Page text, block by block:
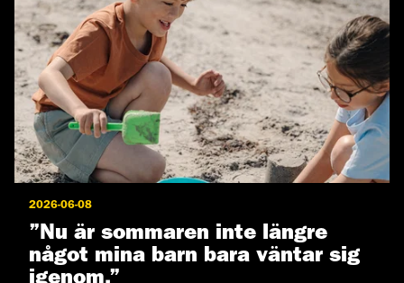
2026-06-08
”Nu är sommaren inte längre
något mina barn bara väntar sig
igenom.”